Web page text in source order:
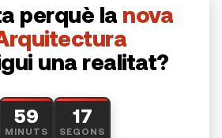
perquè la nova
una realitat?
59
MINUTS
17
SEGONS